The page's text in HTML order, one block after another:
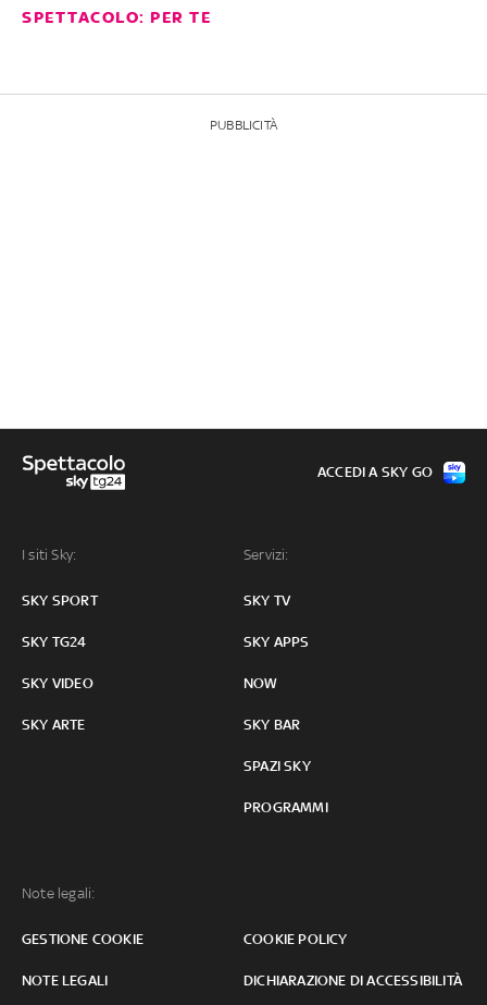
SPETTACOLO: PER TE
PUBBLICITÀ
I siti Sky:
SKY SPORT
SKY TG24
SKY VIDEO
SKY ARTE
Servizi:
SKY TV
SKY APPS
NOW
SKY BAR
SPAZI SKY
PROGRAMMI
Note legali:
GESTIONE COOKIE COOKIE POLICY
NOTE LEGALI DICHIARAZIONE DI ACCESSIBILITÀ
ACCEDI A SKY GO